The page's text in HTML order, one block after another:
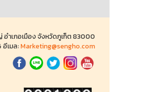
ำเภอเมือง จังหวัดภูเก็ต 83000
อีเมล:Marketing@sengho.com